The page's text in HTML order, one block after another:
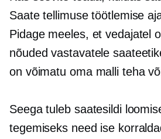
Saate tellimuse töötlemise
Pidage meeles, et vedajatel
nõuded vastavatele
on võimatu oma malli teha
Seega tuleb saatesildi
tegemiseks need ise